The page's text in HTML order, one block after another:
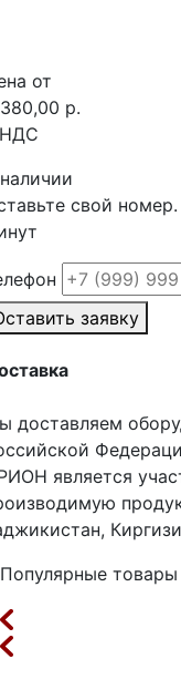
от
р.
свой
заявку
доставляем
является
Популярные товары